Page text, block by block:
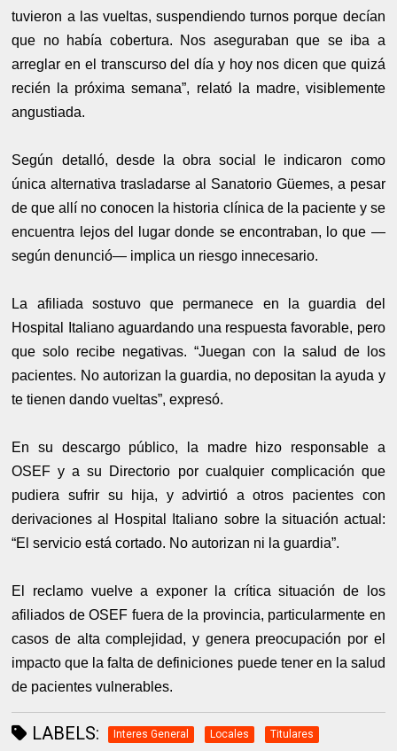
tuvieron a las vueltas, suspendiendo turnos porque decían
que no había cobertura. Nos aseguraban que se iba a
arreglar en el transcurso del día y hoy nos dicen que quizá
recién la próxima semana”, relató la madre, visiblemente
angustiada.
Según detalló, desde la obra social le indicaron como
única alternativa trasladarse al Sanatorio Güemes, a pesar
de que allí no conocen la historia clínica de la paciente y se
encuentra lejos del lugar donde se encontraban, lo que —
según denunció— implica un riesgo innecesario.
La afiliada sostuvo que permanece en la guardia del
Hospital Italiano aguardando una respuesta favorable, pero
que solo recibe negativas. “Juegan con la salud de los
pacientes. No autorizan la guardia, no depositan la ayuda y
te tienen dando vueltas”, expresó.
En su descargo público, la madre hizo responsable a
OSEF y a su Directorio por cualquier complicación que
pudiera sufrir su hija, y advirtió a otros pacientes con
derivaciones al Hospital Italiano sobre la situación actual:
“El servicio está cortado. No autorizan ni la guardia”.
El reclamo vuelve a exponer la crítica situación de los
afiliados de OSEF fuera de la provincia, particularmente en
casos de alta complejidad, y genera preocupación por el
impacto que la falta de definiciones puede tener en la salud
de pacientes vulnerables.
LABELS: Interes General Locales Titulares